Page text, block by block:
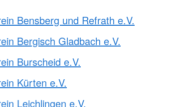
Bensberg und Refrath e.V.
Bergisch Gladbach e.V.
Burscheid e.V.
Kürten e.V.
Leichlingen e.V.